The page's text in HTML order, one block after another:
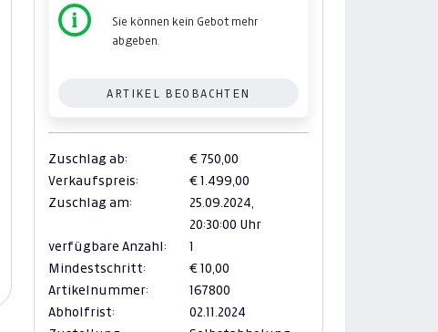
Sie können kein Gebot mehr
abgeben.
ARTIKEL BEOBACHTEN
Zuschlag ab:
€ 750,00
Verkaufspreis:
€ 1.499,00
Zuschlag am:
25.09.2024,
20:30:00 Uhr
verfügbare Anzahl:
1
Mindestschritt:
€ 10,00
Artikelnummer:
167800
Abholfrist:
02.11.2024